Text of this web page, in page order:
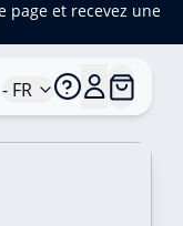
page et recevez une
- FR